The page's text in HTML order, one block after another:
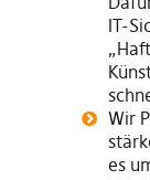
IT-
Wir
es